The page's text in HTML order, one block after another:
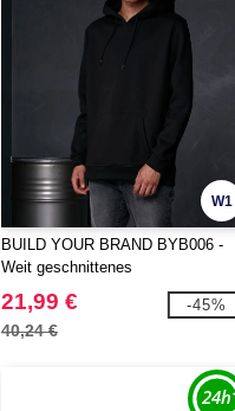
W1
BUILD YOUR BRAND BYB006 -
Weit geschnittenes
Kapuzensweatshirt
21,99 €
40,24 €
-45%